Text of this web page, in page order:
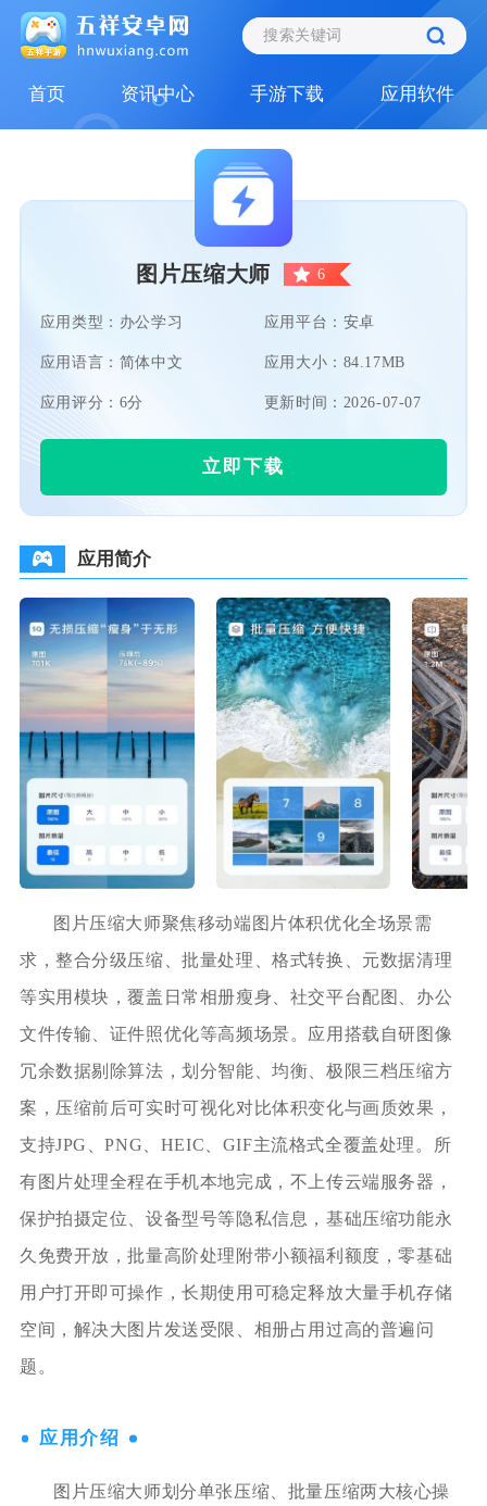
首页 资讯中心 手游下载 应用软件
图片压缩大师 6
应用类型：办公学习 应用平台：安卓
应用语言：简体中文 应用大小：84.17MB
应用评分：6分 更新时间：2026-07-07
立即下载
应用简介
图片压缩大师聚焦移动端图片体积优化全场景需
求，整合分级压缩、批量处理、格式转换、元数据清理
等实用模块，覆盖日常相册瘦身、社交平台配图、办公
文件传输、证件照优化等高频场景。应用搭载自研图像
冗余数据剔除算法，划分智能、均衡、极限三档压缩方
案，压缩前后可实时可视化对比体积变化与画质效果，
支持JPG、PNG、HEIC、GIF主流格式全覆盖处理。所
有图片处理全程在手机本地完成，不上传云端服务器，
保护拍摄定位、设备型号等隐私信息，基础压缩功能永
久免费开放，批量高阶处理附带小额福利额度，零基础
用户打开即可操作，长期使用可稳定释放大量手机存储
空间，解决大图片发送受限、相册占用过高的普遍问
题。
应用介绍
图片压缩大师划分单张压缩、批量压缩两大核心操